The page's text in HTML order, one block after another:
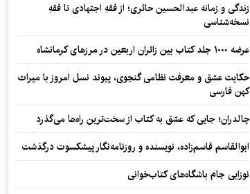
زندگی و زمانه عبدالحسین حائری؛ از فقهِ اجتهادی تا فقهِ
نسخه‌شناسی
عرضه ۱۰۰۰ جلد کتاب بین زائران اربعین در مرزهای کرمانشاه
حکایت عشق و معرفت نظامی گنجوی، پیوند نسل امروز با میراث
کهن فارسی
چالدران؛ جایی که عشق به کتاب از سخت‌ترین راه‌ها می‌گذرد
ابوالقاسم قاسم‌زاده، نویسنده و روزنامه‌نگار پیشکسوت درگذشت
نوزایی جام باشگاه‌های کتاب‌خوانی